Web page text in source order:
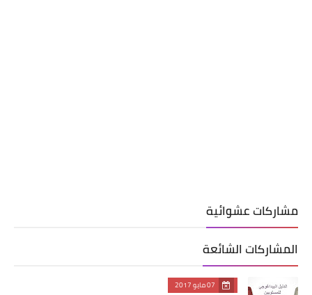
مشاركات عشوائية
المشاركات الشائعة
07 مايو 2017